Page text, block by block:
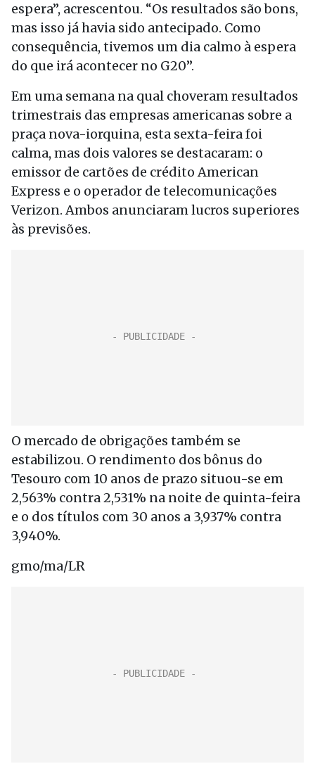
espera”, acrescentou. “Os resultados são bons,
mas isso já havia sido antecipado. Como
consequência, tivemos um dia calmo à espera
do que irá acontecer no G20”.
Em uma semana na qual choveram resultados
trimestrais das empresas americanas sobre a
praça nova-iorquina, esta sexta-feira foi
calma, mas dois valores se destacaram: o
emissor de cartões de crédito American
Express e o operador de telecomunicações
Verizon. Ambos anunciaram lucros superiores
às previsões.
O mercado de obrigações também se
estabilizou. O rendimento dos bônus do
Tesouro com 10 anos de prazo situou-se em
2,563% contra 2,531% na noite de quinta-feira
e o dos títulos com 30 anos a 3,937% contra
3,940%.
gmo/ma/LR